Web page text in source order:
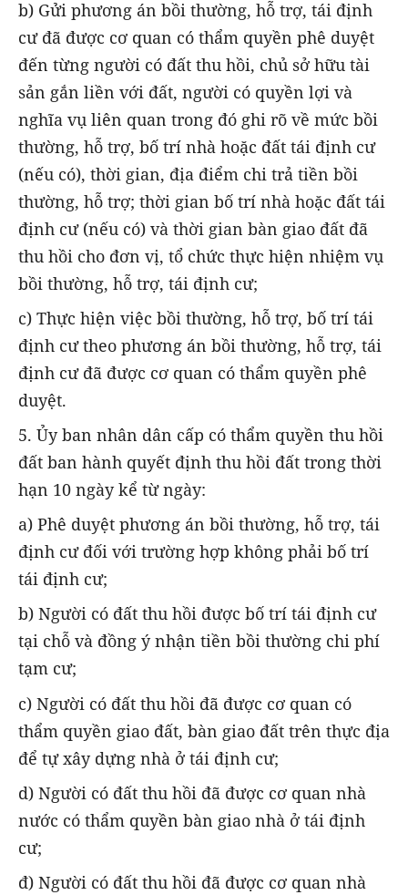
b) Gửi phương án bồi thường, hỗ trợ, tái định
cư đã được cơ quan có thẩm quyền phê duyệt
đến từng người có đất thu hồi, chủ sở hữu tài
sản gắn liền với đất, người có quyền lợi và
nghĩa vụ liên quan trong đó ghi rõ về mức bồi
thường, hỗ trợ, bố trí nhà hoặc đất tái định cư
(nếu có), thời gian, địa điểm chi trả tiền bồi
thường, hỗ trợ; thời gian bố trí nhà hoặc đất tái
định cư (nếu có) và thời gian bàn giao đất đã
thu hồi cho đơn vị, tổ chức thực hiện nhiệm vụ
bồi thường, hỗ trợ, tái định cư;
c) Thực hiện việc bồi thường, hỗ trợ, bố trí tái
định cư theo phương án bồi thường, hỗ trợ, tái
định cư đã được cơ quan có thẩm quyền phê
duyệt.
5. Ủy ban nhân dân cấp có thẩm quyền thu hồi
đất ban hành quyết định thu hồi đất trong thời
hạn 10 ngày kể từ ngày:
a) Phê duyệt phương án bồi thường, hỗ trợ, tái
định cư đối với trường hợp không phải bố trí
tái định cư;
b) Người có đất thu hồi được bố trí tái định cư
tại chỗ và đồng ý nhận tiền bồi thường chi phí
tạm cư;
c) Người có đất thu hồi đã được cơ quan có
thẩm quyền giao đất, bàn giao đất trên thực địa
để tự xây dựng nhà ở tái định cư;
d) Người có đất thu hồi đã được cơ quan nhà
nước có thẩm quyền bàn giao nhà ở tái định
cư;
đ) Người có đất thu hồi đã được cơ quan nhà